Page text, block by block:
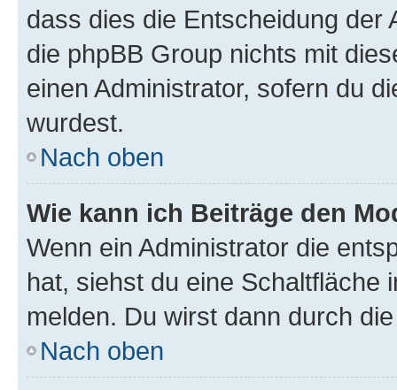
dass dies die Entscheidung der
die phpBB Group nichts mit
einen Administrator, sofern du
wurdest.
Nach oben
Wie kann ich Beiträge den
Wenn ein Administrator die
hat, siehst du eine Schaltfläche
melden. Du wirst dann durch
Nach oben